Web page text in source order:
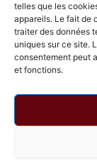
telles que les
appareils. Le fait de
traiter des données
uniques sur ce site.
consentement peut
et fonctions.